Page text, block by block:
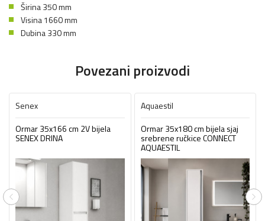
Širina 350 mm
Visina 1660 mm
Dubina 330 mm
Povezani proizvodi
Senex
Ormar 35x166 cm 2V bijela
SENEX DRINA
Aquaestil
Ormar 35x180 cm bijela sjaj
srebrene ručkice CONNECT
AQUAESTIL
Previous